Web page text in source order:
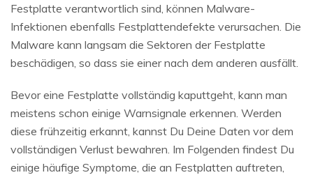
Festplatte verantwortlich sind, können Malware-
Infektionen ebenfalls Festplattendefekte verursachen. Die
Malware kann langsam die Sektoren der Festplatte
beschädigen, so dass sie einer nach dem anderen ausfällt.
Bevor eine Festplatte vollständig kaputtgeht, kann man
meistens schon einige Warnsignale erkennen. Werden
diese frühzeitig erkannt, kannst Du Deine Daten vor dem
vollständigen Verlust bewahren. Im Folgenden findest Du
einige häufige Symptome, die an Festplatten auftreten,